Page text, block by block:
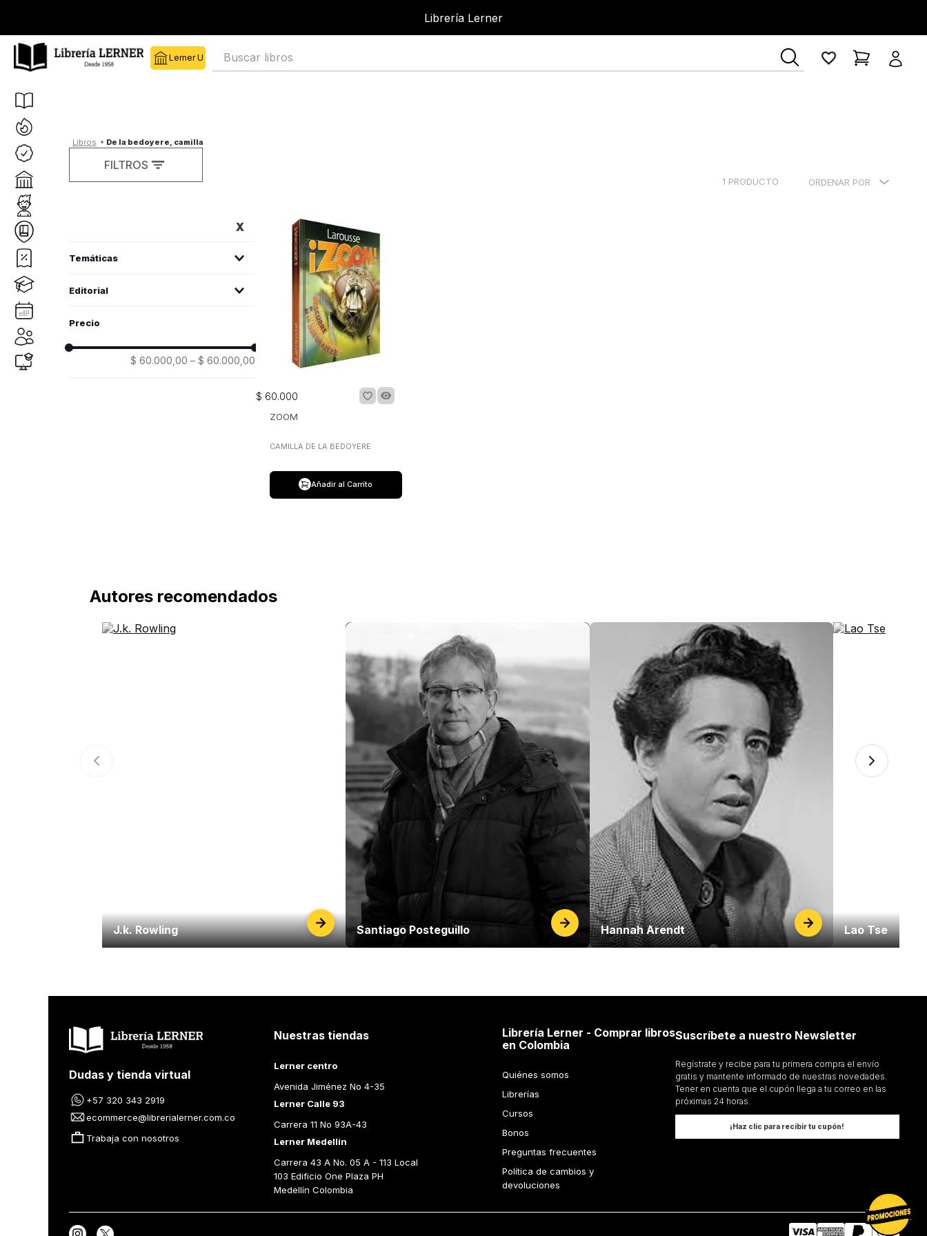
Librería Lerner
Buscar libros
de la bedoyere, camilla
1 PRODUCTO ORDENAR POR
FILTROS
literatura infantil
Editorial
larousse
$ 60.000,00 – $ 60.000,00
$ 60.000
ZOOM
CAMILLA DE LA BEDOYERE
Añadir al Carrito
Autores recomendados
J.k. Rowling Santiago Posteguillo Hannah Arendt Lao Tse
Dudas y tienda virtual
+57 320 343 2919
ecommerce@librerialerner.com.co
Trabaja con nosotros
Nuestras tiendas
Lerner centro
Avenida Jiménez No 4-35
Lerner Calle 93
Carrera 11 No 93A-43
Lerner Medellín
Carrera 43 A No. 05 A - 113 Local
103 Edificio One Plaza PH
Medellín Colombia
Librería Lerner - Comprar libros
en Colombia
Quiénes somos
Librerías
Cursos
Bonos
Preguntas frecuentes
Política de cambios y
devoluciones
Suscríbete a nuestro Newsletter
Regístrate y recibe para tu primera compra el envío
gratis y mantente informado de nuestras novedades.
Tener en cuenta que el cupón llega a tu correo en las
próximas 24 horas.
¡Haz clic para recibir tu cupón!